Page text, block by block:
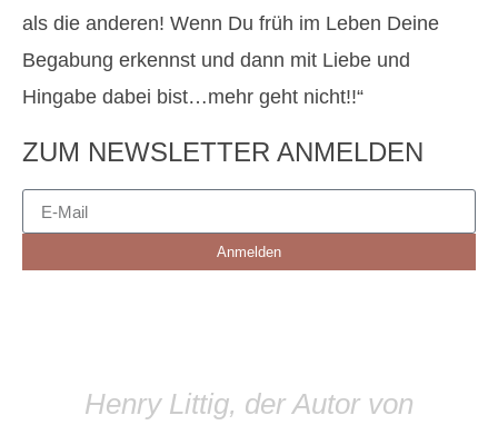
als die anderen! Wenn Du früh im Leben Deine
Begabung erkennst und dann mit Liebe und
Hingabe dabei bist…mehr geht nicht!!“
ZUM NEWSLETTER ANMELDEN
Anmelden
Henry Littig, der Autor von